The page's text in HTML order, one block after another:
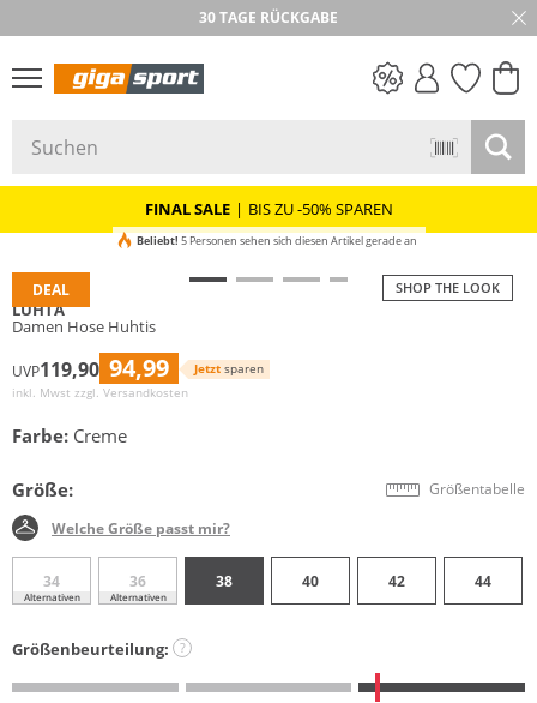
30 TAGE RÜCKGABE
FINAL SALE | BIS ZU -50% SPAREN
SHOP THE LOOK
DEAL
Beliebt! 5 Personen sehen sich diesen Artikel gerade an
LUHTA
Damen Hose Huhtis
UVP119,90 94,99 Jetzt sparen
inkl. Mwst zzgl. Versandkosten
Farbe: Creme
Größe: Größentabelle
Welche Größe passt mir?
34
Alternativen
36
Alternativen
38 40 42 44
Größenbeurteilung: ?